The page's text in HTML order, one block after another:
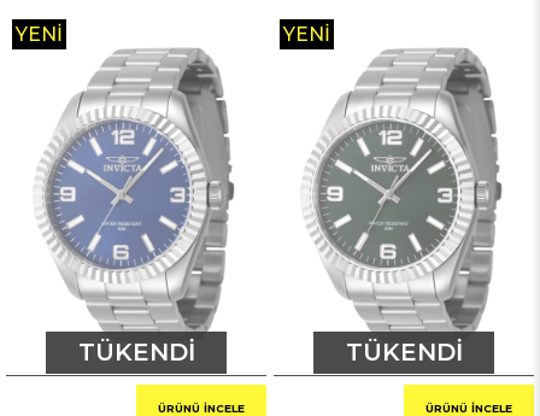
TÜKENDI
ÜRÜNÜ İNCELE
YENI
TÜKENDI
ÜRÜNÜ İNCELE
YENI